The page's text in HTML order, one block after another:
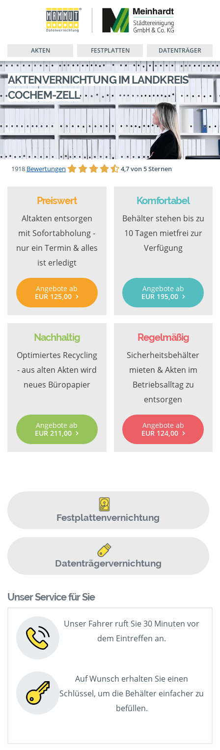
AKTEN FESTPLATTEN DATENTRÄGER
AKTENVERNICHTUNG IM LANDKREIS
COCHEM-ZELL
1918 Bewertungen 4,7 von 5 Sternen
Preiswert
Altakten entsorgen
mit Sofortabholung -
nur ein Termin & alles
ist erledigt
Angebote ab
EUR 125,00
Komfortabel
Behälter stehen bis zu
10 Tagen mietfrei zur
Verfügung
Angebote ab
EUR 195,00
Nachhaltig
Optimiertes Recycling
- aus alten Akten wird
neues Büropapier
Angebote ab
EUR 211,00
Regelmäßig
Sicherheitsbehälter
mieten & Akten im
Betriebsalltag zu
entsorgen
Angebote ab
EUR 124,00
Festplattenvernichtung
Datenträgervernichtung
Unser Service für Sie
Unser Fahrer ruft Sie 30 Minuten vor
dem Eintreffen an.
Auf Wunsch erhalten Sie einen
Schlüssel, um die Behälter einfacher zu
befüllen.